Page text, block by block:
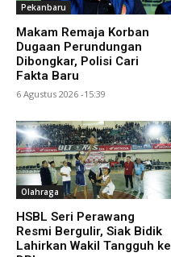
Pekanbaru
Makam Remaja Korban
Dugaan Perundungan
Dibongkar, Polisi Cari
Fakta Baru
6 Agustus 2026 -15:39
Olahraga
HSBL Seri Perawang
Resmi Bergulir, Siak Bidik
Lahirkan Wakil Tangguh ke